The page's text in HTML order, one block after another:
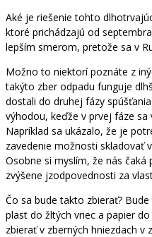
Aké je riešenie tohto
ktoré prichádzajú od
lepším smerom, pretože sa v
Možno to niektorí poznáte z
takýto zber odpadu funguje
dostali do druhej fázy
výhodou, keďže v prvej fáze
Napríklad sa ukázalo, že je
zavedenie možnosti skladovať
Osobne si myslím, že nás
zvýšene jzodpovednosti za
Čo sa bude takto zbierať?
plast do žltých vriec a papier
zbierať v zberných hniezdach v